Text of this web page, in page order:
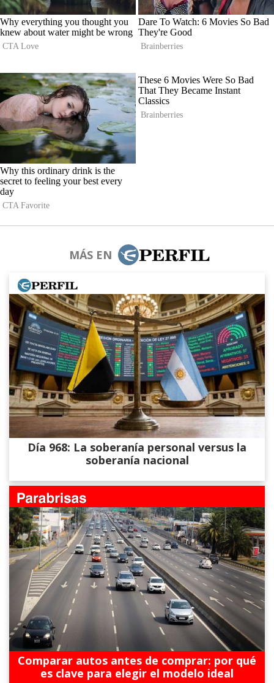
MÁS EN
Día 968: La soberanía personal versus la
soberanía nacional
Comparar autos antes de comprar: por qué
es clave para elegir el modelo ideal